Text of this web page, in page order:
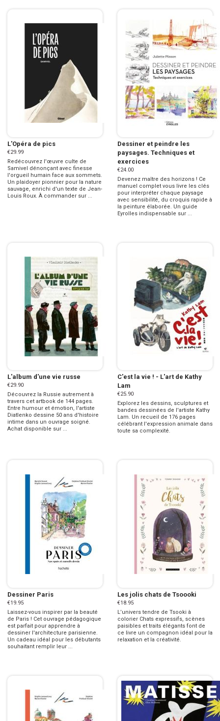
L'Opéra de pics
€29.99
Redécouvrez l'œuvre culte de
Samivel dénonçant avec finesse
l'orgueil humain face aux sommets.
Un plaidoyer pionnier pour la nature
sauvage, enrichi d'un texte de Jean-
Louis Roux. À commander sur ...
Dessiner et peindre les
paysages. Techniques et
exercices
€24.00
Devenez maître des horizons ! Ce
manuel complet vous livre les clés
pour interpréter chaque paysage
avec sensibilité, du croquis rapide à
la peinture élaborée. Un guide
Eyrolles indispensable sur ...
L'album d'une vie russe
€29.90
Découvrez la Russie autrement à
travers cet artbook de 144 pages.
Entre humour et émotion, l'artiste
Diatlenko dessine 50 ans d'histoire
intime dans un ouvrage soigné.
Achat disponible sur ...
C'est la vie ! - L'art de Kathy
Lam
€25.90
Explorez les dessins, sculptures et
bandes dessinées de l'artiste Kathy
Lam. Un recueil de 176 pages
célébrant l'expression animale dans
toute sa complexité.
Dessiner Paris
€19.95
Laissez-vous inspirer par la beauté
de Paris ! Cet ouvrage pédagogique
est parfait pour apprendre à
dessiner l'architecture parisienne.
Un cadeau idéal pour les débutants
souhaitant remplir leur ...
Les jolis chats de Tsoooki
€18.95
L’univers tendre de Tsooki à
colorier Chats expressifs, scènes
paisibles et traits élégants font de
ce livre un compagnon idéal pour la
relaxation et la créativité.